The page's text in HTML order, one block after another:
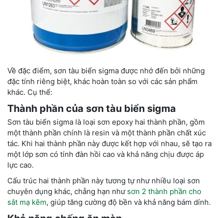
Về đặc điểm, sơn tàu biển sigma được nhớ đến bởi những
đặc tính riêng biệt, khác hoàn toàn so với các sản phẩm
khác. Cụ thể:
Thành phần của sơn tàu biển sigma
Sơn tàu biển sigma là loại sơn epoxy hai thành phần, gồm
một thành phần chính là resin và một thành phần chất xúc
tác. Khi hai thành phần này được kết hợp với nhau, sẽ tạo ra
một lớp sơn có tính đàn hồi cao và khả năng chịu được áp
lực cao.
Cấu trúc hai thành phần này tương tự như nhiều loại sơn
chuyên dụng khác, chẳng hạn như sơn 2 thành phần cho
sắt mạ kẽm, giúp tăng cường độ bền và khả năng bám dính.